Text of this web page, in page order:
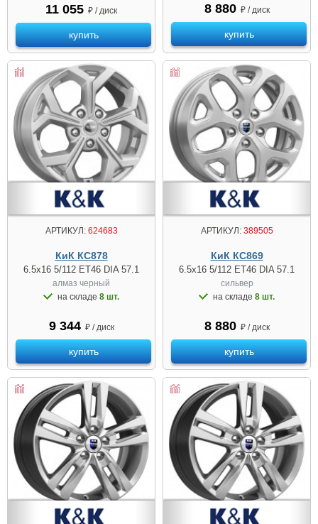
11 055 ₽ / диск
купить
8 880 ₽ / диск
купить
АРТИКУЛ:624683
КиК КС878
6.5x16 5/112 ET46 DIA 57.1
алмаз чeрный
на складе 8 шт.
9 344 ₽ / диск
купить
АРТИКУЛ:389505
КиК КС869
6.5x16 5/112 ET46 DIA 57.1
сильвер
на складе 8 шт.
8 880 ₽ / диск
купить